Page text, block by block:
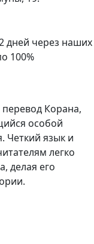
дней через наших
100%
Корана,
особой
Четкий язык и
легко
делая его